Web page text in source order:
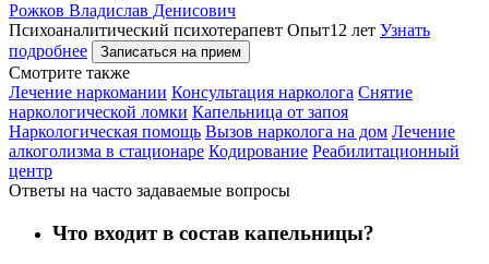
Рожков Владислав Денисович
Психоаналитический психотерапевт Опыт12 лет Узнать
подробнее
Записаться на прием
Cмотрите также
Лечение наркомании Консультация нарколога Снятие
наркологической ломки Капельница от запоя
Наркологическая помощь Вызов нарколога на дом Лечение
алкоголизма в стационаре Кодирование Реабилитационный
центр
Ответы на часто задаваемые вопросы
Что входит в состав капельницы?